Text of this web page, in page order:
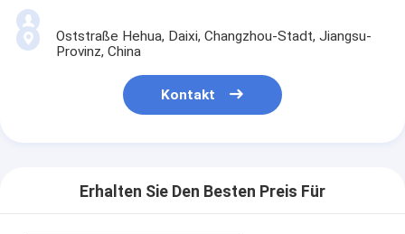
Oststraße Hehua, Daixi, Changzhou-Stadt, Jiangsu-
Provinz, China
Kontakt
Erhalten Sie Den Besten Preis Für